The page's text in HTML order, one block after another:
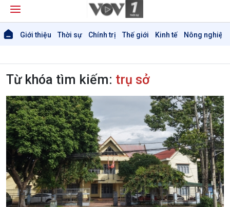
Giới thiệu Thời sự Chính trị Thế giới Kinh tế Nông nghiệp
Từ khóa tìm kiếm: trụ sở